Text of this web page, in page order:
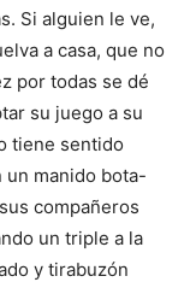
Si alguien le ve,
a casa, que no
por todas se dé
su juego a su
tiene sentido
un manido bota-
compañeros
un triple a la
y tirabuzón